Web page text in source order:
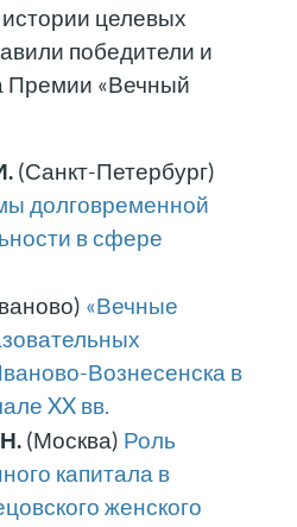
целевых
победители и
Премии «Вечный
(Санкт-Петербург)
долговременной
в сфере
«Вечные
Вознесенска в
XX вв.
(Москва) Роль
капитала в
женского